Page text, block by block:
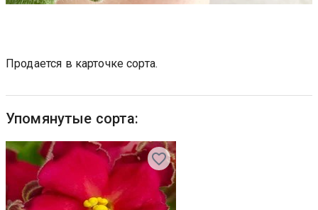
Продается в карточке сорта.
Упомянутые сорта: